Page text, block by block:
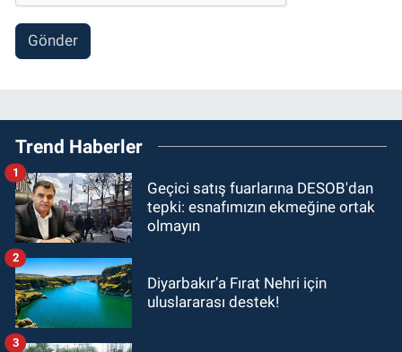
Gönder
Trend Haberler
Geçici satış fuarlarına DESOB'dan
tepki: esnafımızın ekmeğine ortak
olmayın
1
Diyarbakır’a Fırat Nehri için
uluslararası destek!
2
3